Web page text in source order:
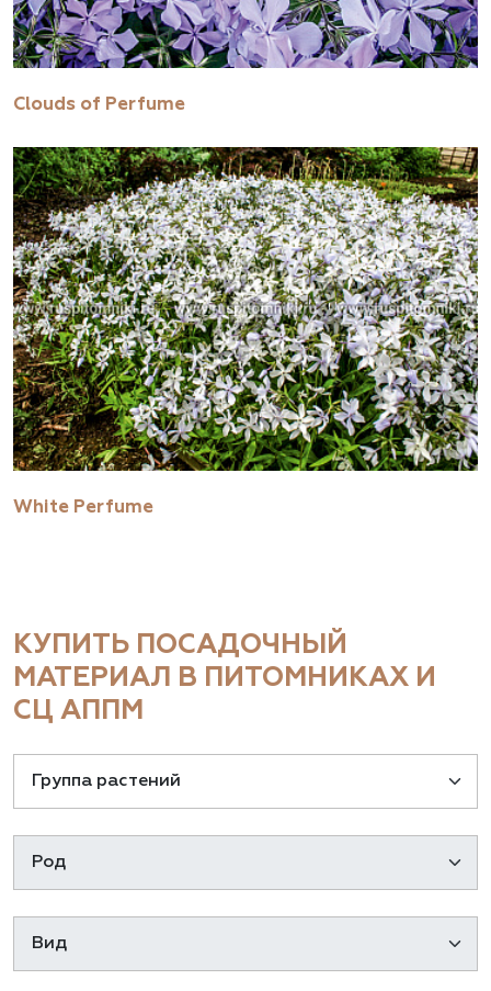
Clouds of Perfume
White Perfume
КУПИТЬ ПОСАДОЧНЫЙ
МАТЕРИАЛ В ПИТОМНИКАХ И
СЦ АППМ